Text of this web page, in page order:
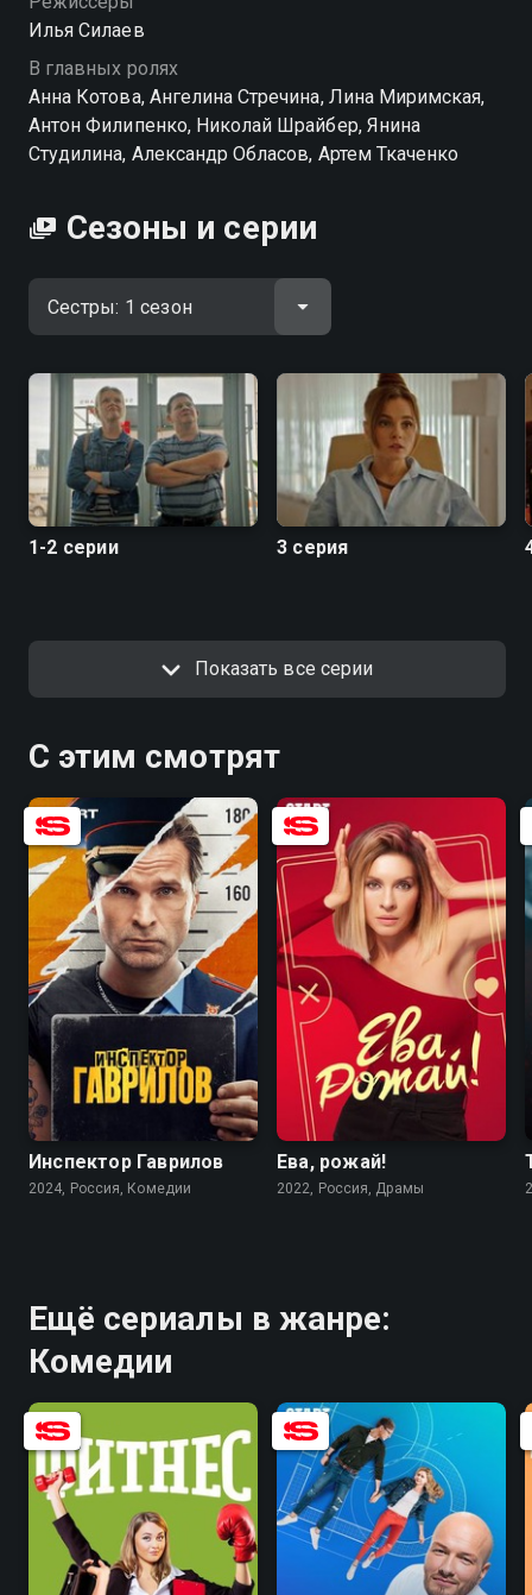
Илья Силаев
В главных ролях
Анна Котова, Ангелина Стречина, Лина Миримская,
Антон Филипенко, Николай Шрайбер, Янина
Студилина, Александр Обласов, Артем Ткаченко
Сезоны и серии
1-2 серии 3 серия
Показать все серии
С этим смотрят
8.2 7.5
Инспектор Гаврилов
2024, Россия, Комедии
7.1 6.4
Ева, рожай!
2022, Россия, Драмы
Ещё сериалы в жанре:
Комедии